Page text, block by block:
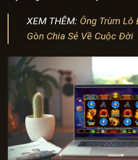
XEM THÊM: Ông Trùm
Gòn Chia Sẻ Về Cuộc Đời